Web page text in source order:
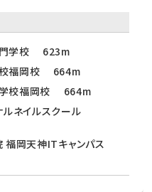
門学校 623m
校福岡校 664m
学校福岡校 664m
ルネイルスクール
福岡天神ITキャンパス